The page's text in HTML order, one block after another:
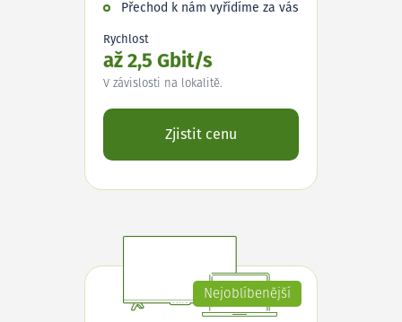
Přechod k nám vyřídíme za vás
Rychlost
až 2,5 Gbit/s
V závislosti na lokalitě.
Zjistit cenu
Nejoblíbenější